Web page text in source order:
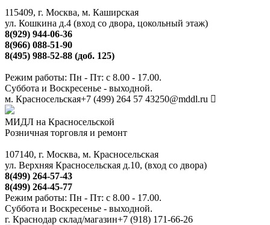
115409, г. Москва, м. Каширская
ул. Кошкина д.4 (вход со двора, цокольный этаж)
8(929) 944-06-36
8(966) 088-51-90
8(495) 988-52-88 (доб. 125)
Режим работы: Пн - Пт: с 8.00 - 17.00.
Суббота и Воскресенье - выходной.
м. Красносельская+7 (499) 264 57 43250@mddl.ru
МИДЛ на Красносельской
Розничная торговля и ремонт
107140, г. Москва, м. Красносельская
ул. Верхняя Красносельская д.10, (вход со двора)
8(499) 264-57-43
8(499) 264-45-77
Режим работы: Пн - Пт: с 8.00 - 17.00.
Суббота и Воскресенье - выходной.
г. Краснодар склад/магазин+7 (918) 171-66-26